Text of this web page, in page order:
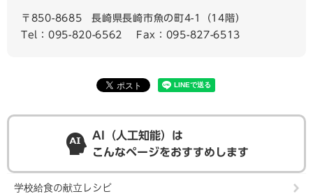
〒850-8685
長崎県長崎市魚の町4-1（14階）
Tel：095-820-6562
Fax：095-827-6513
AI（人工知能）は
こんなページをおすすめします
学校給食の献立レシピ